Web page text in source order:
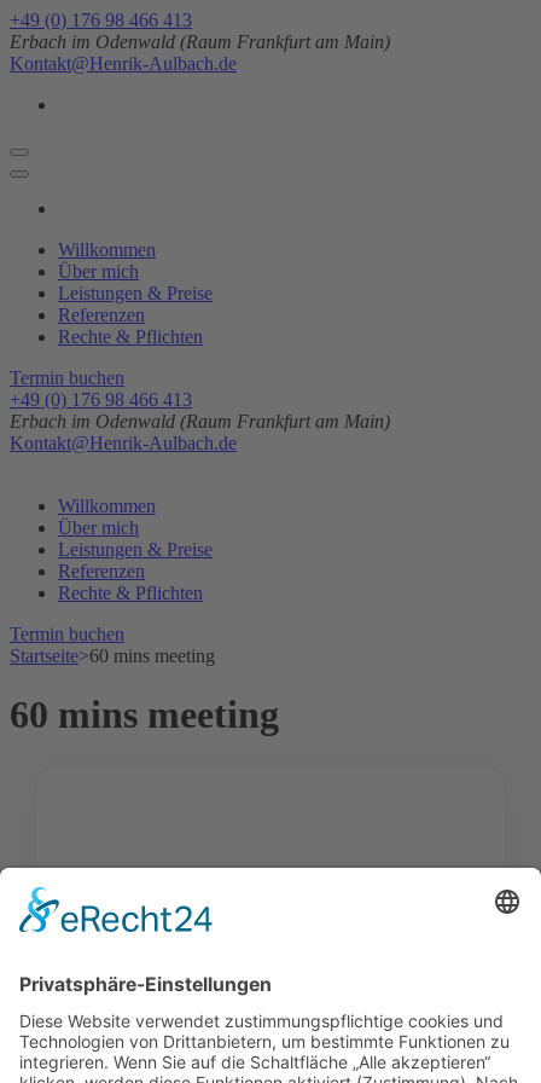
Zum
Inhalt
springen
drücken)
+49 (0) 176 98 466 413
Erbach im Odenwald (Raum Frankfurt am Main)
Kontakt@Henrik-Aulbach.de
Willkommen
Über mich
Leistungen & Preise
Referenzen
Rechte & Pflichten
Termin buchen
+49 (0) 176 98 466 413
Erbach im Odenwald (Raum Frankfurt am Main)
Kontakt@Henrik-Aulbach.de
Willkommen
Über mich
Leistungen & Preise
Referenzen
Rechte & Pflichten
Termin buchen
Startseite>60 mins meeting
60 mins meeting